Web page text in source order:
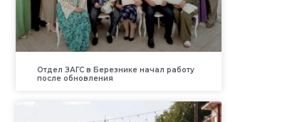
Отдел ЗАГС в Березнике начал работу
после обновления